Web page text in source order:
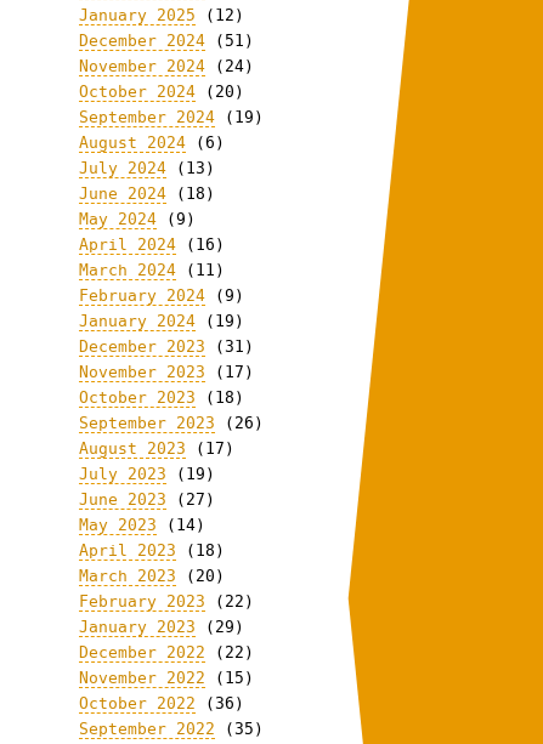
January 2025 (12)
December 2024 (51)
November 2024 (24)
October 2024 (20)
September 2024 (19)
August 2024 (6)
July 2024 (13)
June 2024 (18)
May 2024 (9)
April 2024 (16)
March 2024 (11)
February 2024 (9)
January 2024 (19)
December 2023 (31)
November 2023 (17)
October 2023 (18)
September 2023 (26)
August 2023 (17)
July 2023 (19)
June 2023 (27)
May 2023 (14)
April 2023 (18)
March 2023 (20)
February 2023 (22)
January 2023 (29)
December 2022 (22)
November 2022 (15)
October 2022 (36)
September 2022 (35)